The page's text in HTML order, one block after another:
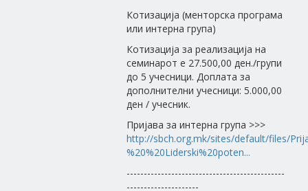
Котизација (менторска програма
или интерна група)
Котизација за реализација на
семинарот е 27.500,00 ден./групи
до 5 учесници. Доплата за
дополнителни учесници: 5.000,00
ден / учесник.
Пријава за интерна група >>>
http://sbch.org.mk/sites/default/files/
%20%20Liderski%20poten...
----------------------------------------------
---------------------